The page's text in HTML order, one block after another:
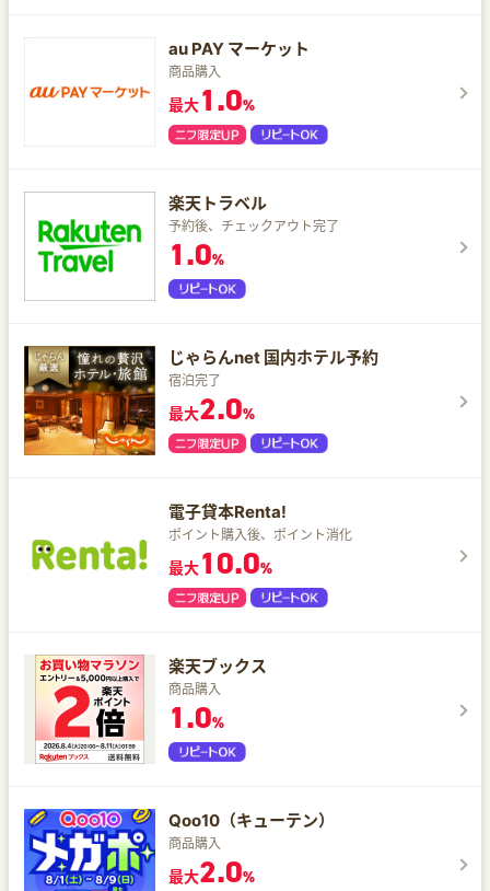
au PAY マーケット
商品購入
最大1.0%
楽天トラベル
予約後、チェックアウト完了
1.0%
じゃらんnet 国内ホテル予約
宿泊完了
最大2.0%
電子貸本Renta!
ポイント購入後、ポイント消化
最大10.0%
楽天ブックス
商品購入
1.0%
Qoo10（キューテン）
商品購入
最大2.0%